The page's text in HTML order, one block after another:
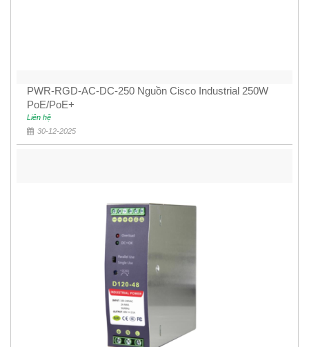
PWR-RGD-AC-DC-250 Nguồn Cisco Industrial 250W
PoE/PoE+
Liên hệ
30-12-2025